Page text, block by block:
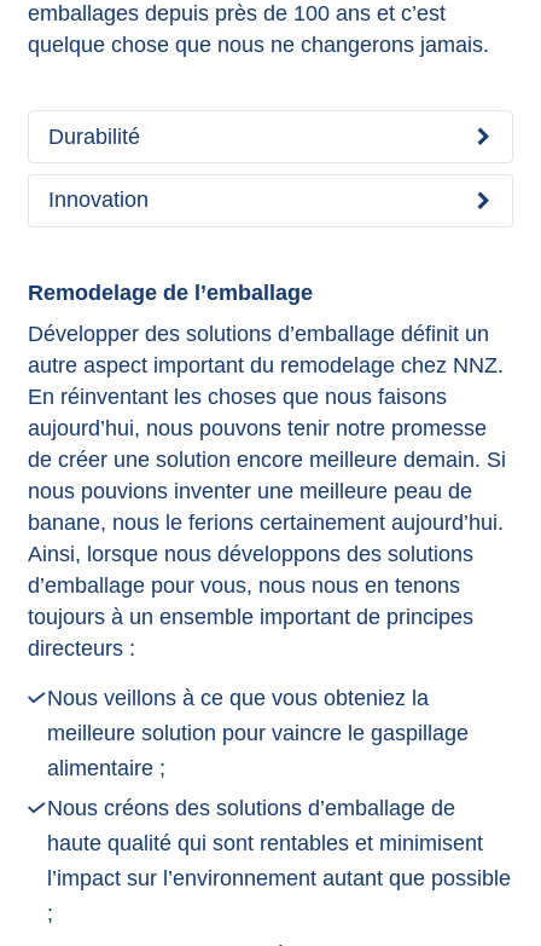
emballages depuis près de 100 ans et c’est
quelque chose que nous ne changerons jamais.
Durabilité
Innovation
Remodelage de l’emballage
Développer des solutions d’emballage définit un
autre aspect important du remodelage chez NNZ.
En réinventant les choses que nous faisons
aujourd’hui, nous pouvons tenir notre promesse
de créer une solution encore meilleure demain. Si
nous pouvions inventer une meilleure peau de
banane, nous le ferions certainement aujourd’hui.
Ainsi, lorsque nous développons des solutions
d’emballage pour vous, nous nous en tenons
toujours à un ensemble important de principes
directeurs :
Nous veillons à ce que vous obteniez la
meilleure solution pour vaincre le gaspillage
alimentaire ;
Nous créons des solutions d’emballage de
haute qualité qui sont rentables et minimisent
l’impact sur l’environnement autant que possible
;